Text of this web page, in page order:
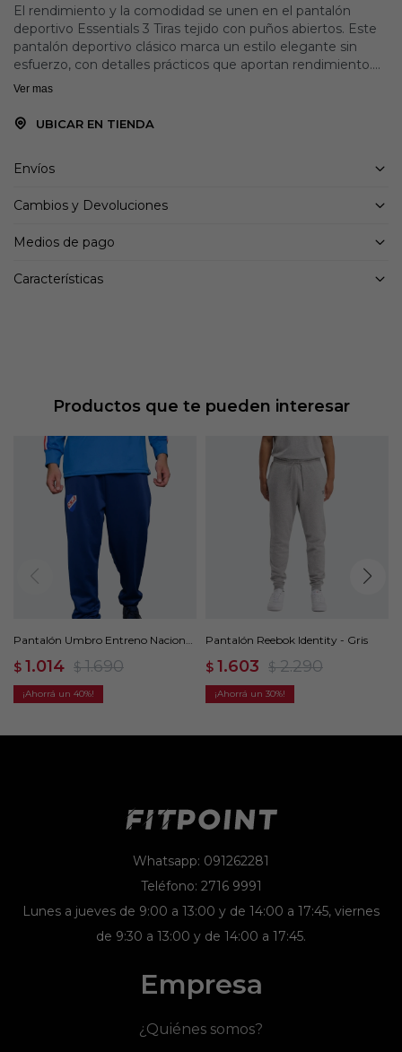
El rendimiento y la comodidad se unen en el pantalón
deportivo Essentials 3 Tiras tejido con puños abiertos. Este
pantalón deportivo clásico marca un estilo elegante sin
esfuerzo, con detalles prácticos que aportan rendimiento.
ofrece durabilidad y un acabado elegante. Las tradicionales
combina forma y funcionalidad. Ya sea para un día informal
Ajuste clásico
Ver mas
UBICAR EN TIENDA
Envíos
Cambios y Devoluciones
Medios de pago
Características
Productos que te pueden interesar
Pantalón Umbro Entreno Nacional
$ 1.014 $ 1.690
40
Pantalón Reebok Identity - Gris
$ 1.603 $ 2.290
30
Whatsapp: 091262281
Teléfono: 2716 9991
Lunes a jueves de 9:00 a 13:00 y de 14:00 a 17:45, viernes
de 9:30 a 13:00 y de 14:00 a 17:45.
Empresa
¿Quiénes somos?